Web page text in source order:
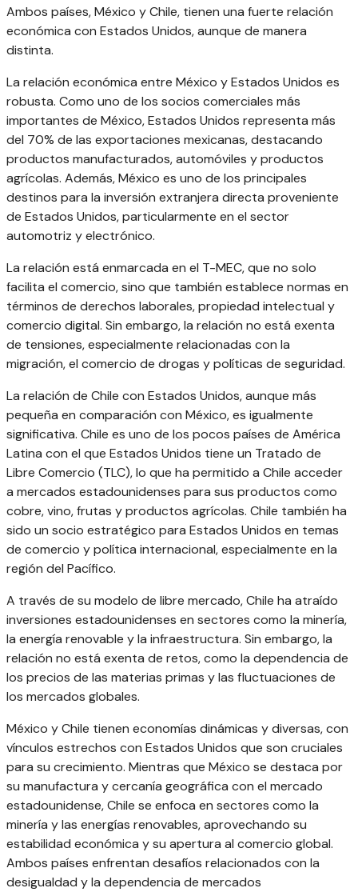
Ambos países, México y Chile, tienen una fuerte relación
económica con Estados Unidos, aunque de manera
distinta.
La relación económica entre México y Estados Unidos es
robusta. Como uno de los socios comerciales más
importantes de México, Estados Unidos representa más
del 70% de las exportaciones mexicanas, destacando
productos manufacturados, automóviles y productos
agrícolas. Además, México es uno de los principales
destinos para la inversión extranjera directa proveniente
de Estados Unidos, particularmente en el sector
automotriz y electrónico.
La relación está enmarcada en el T-MEC, que no solo
facilita el comercio, sino que también establece normas en
términos de derechos laborales, propiedad intelectual y
comercio digital. Sin embargo, la relación no está exenta
de tensiones, especialmente relacionadas con la
migración, el comercio de drogas y políticas de seguridad.
La relación de Chile con Estados Unidos, aunque más
pequeña en comparación con México, es igualmente
significativa. Chile es uno de los pocos países de América
Latina con el que Estados Unidos tiene un Tratado de
Libre Comercio (TLC), lo que ha permitido a Chile acceder
a mercados estadounidenses para sus productos como
cobre, vino, frutas y productos agrícolas. Chile también ha
sido un socio estratégico para Estados Unidos en temas
de comercio y política internacional, especialmente en la
región del Pacífico.
A través de su modelo de libre mercado, Chile ha atraído
inversiones estadounidenses en sectores como la minería,
la energía renovable y la infraestructura. Sin embargo, la
relación no está exenta de retos, como la dependencia de
los precios de las materias primas y las fluctuaciones de
los mercados globales.
México y Chile tienen economías dinámicas y diversas, con
vínculos estrechos con Estados Unidos que son cruciales
para su crecimiento. Mientras que México se destaca por
su manufactura y cercanía geográfica con el mercado
estadounidense, Chile se enfoca en sectores como la
minería y las energías renovables, aprovechando su
estabilidad económica y su apertura al comercio global.
Ambos países enfrentan desafíos relacionados con la
desigualdad y la dependencia de mercados